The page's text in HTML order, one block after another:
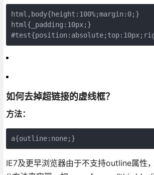
html,body{height:100%;margin:0;}
html{_padding:10px;}
如何去掉超链接的虚线框？
方法：
a{outline:none;}
IE7及更早浏览器由于不支持outline属性